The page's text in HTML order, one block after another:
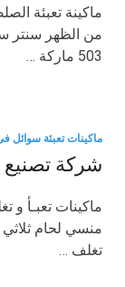
من الظهر سنتر
503 ماركة …
ماكينات تعبئة سوائل
شركة تصنيع
منسي لحام
تغلف …